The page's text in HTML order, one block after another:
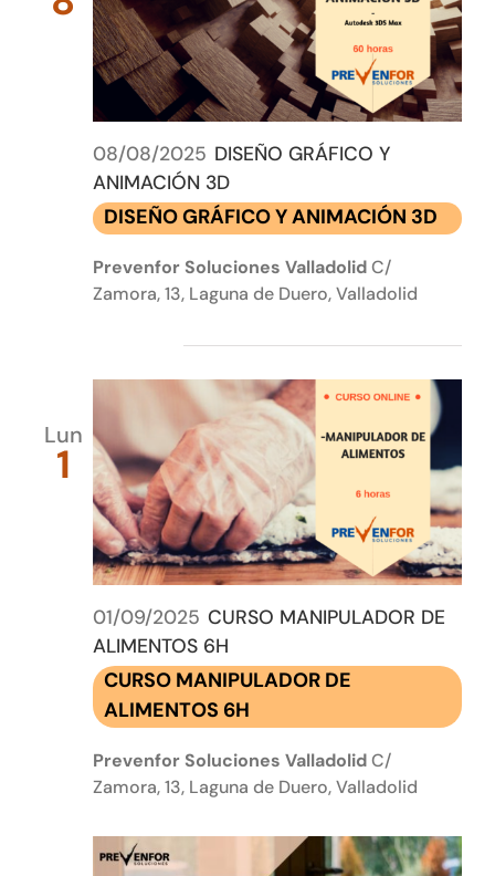
Tienda online
vistas
de
08/08/2025 DISEÑO GRÁFICO Y
ANIMACIÓN 3D
DISEÑO GRÁFICO Y ANIMACIÓN 3D
Prevenfor Soluciones ValladolidC/
Zamora, 13, Laguna de Duero, Valladolid
Lun
1
01/09/2025 CURSO MANIPULADOR DE
ALIMENTOS 6H
CURSO MANIPULADOR DE
ALIMENTOS 6H
Prevenfor Soluciones ValladolidC/
Zamora, 13, Laguna de Duero, Valladolid